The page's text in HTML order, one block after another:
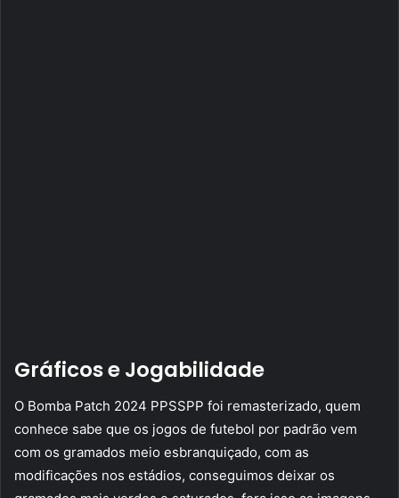
Gráficos e Jogabilidade
O Bomba Patch 2024 PPSSPP foi remasterizado, quem
conhece sabe que os jogos de futebol por padrão vem
com os gramados meio esbranquiçado, com as
modificações nos estádios, conseguimos deixar os